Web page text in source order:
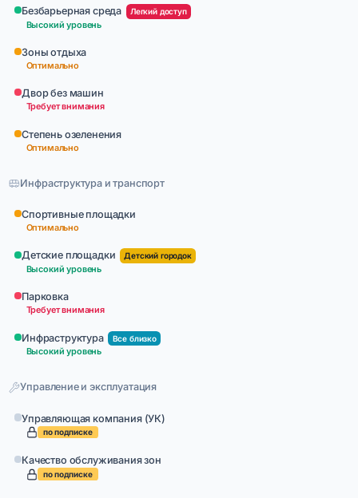
Безбарьерная среда Легкий доступ
Высокий уровень
Зоны отдыха
Оптимально
Двор без машин
Требует внимания
Степень озеленения
Оптимально
Инфраструктура и транспорт
Спортивные площадки
Оптимально
Детские площадки Детский городок
Высокий уровень
Парковка
Требует внимания
Инфраструктура Все близко
Высокий уровень
Управление и эксплуатация
Управляющая компания (УК)
по подписке
Качество обслуживания зон
по подписке